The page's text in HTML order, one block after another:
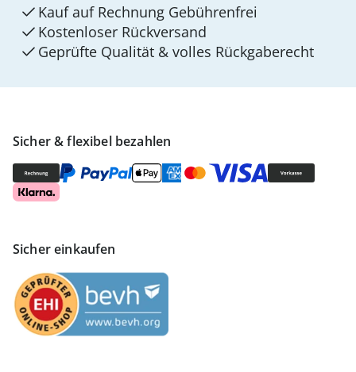
Sicher & flexibel bezahlen
Sicher einkaufen
Kauf auf Rechnung Gebührenfrei
Kostenloser Rückversand
Geprüfte Qualität & volles Rückgaberecht